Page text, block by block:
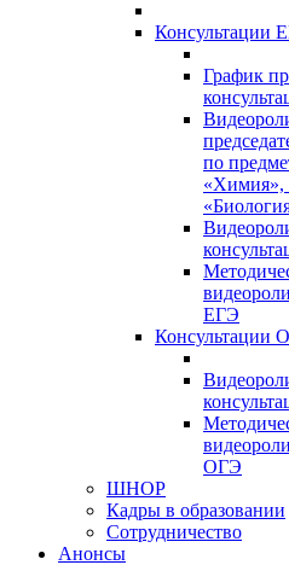
Консультации
График
по
«Химия»,
ЕГЭ
Консультации
ОГЭ
ШНОР
Кадры в образовании
Сотрудничество
Анонсы